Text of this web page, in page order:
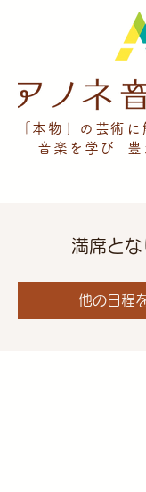
「本物」の芸術
音楽を学び 豊
満席と
他の日程